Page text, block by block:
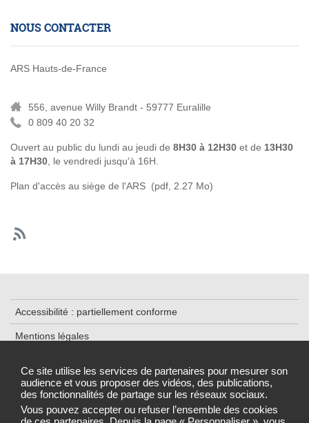
Ce site utilise les services de partenaires pour mesurer son
audience et vous proposer des vidéos, des publications,
des fonctionnalités de partage sur les réseaux sociaux.
Vous pouvez accepter ou refuser l’ensemble des cookies
NOUS CONTACTER
ARS Hauts-de-France
556, avenue Willy Brandt - 59777 Euralille
0 809 40 20 32
Ouvert au public du lundi au jeudi de 8H30 à 12H30 et de 13H30
à 17H30 , le vendredi jusqu'à 16H.
Plan d'accès au siège de l'ARS (pdf, 2.27 Mo)
Accessibilité : partiellement conforme
Mentions légales
Plan du Site
Gestion des cookies